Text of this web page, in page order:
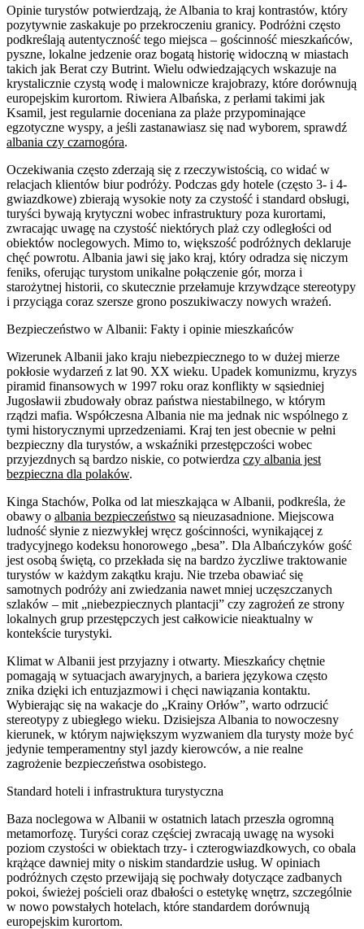
Opinie turystów potwierdzają, że Albania to kraj kontrastów, który
pozytywnie zaskakuje po przekroczeniu granicy. Podróżni często
podkreślają autentyczność tego miejsca – gościnność mieszkańców,
pyszne, lokalne jedzenie oraz bogatą historię widoczną w miastach
takich jak Berat czy Butrint. Wielu odwiedzających wskazuje na
krystalicznie czystą wodę i malownicze krajobrazy, które dorównują
europejskim kurortom. Riwiera Albańska, z perłami takimi jak
Ksamil, jest regularnie doceniana za plaże przypominające
egzotyczne wyspy, a jeśli zastanawiasz się nad wyborem, sprawdź
albania czy czarnogóra.
Oczekiwania często zderzają się z rzeczywistością, co widać w
relacjach klientów biur podróży. Podczas gdy hotele (często 3- i 4-
gwiazdkowe) zbierają wysokie noty za czystość i standard obsługi,
turyści bywają krytyczni wobec infrastruktury poza kurortami,
zwracając uwagę na czystość niektórych plaż czy odległości od
obiektów noclegowych. Mimo to, większość podróżnych deklaruje
chęć powrotu. Albania jawi się jako kraj, który odradza się niczym
feniks, oferując turystom unikalne połączenie gór, morza i
starożytnej historii, co skutecznie przełamuje krzywdzące stereotypy
i przyciąga coraz szersze grono poszukiwaczy nowych wrażeń.
Bezpieczeństwo w Albanii: Fakty i opinie mieszkańców
Wizerunek Albanii jako kraju niebezpiecznego to w dużej mierze
pokłosie wydarzeń z lat 90. XX wieku. Upadek komunizmu, kryzys
piramid finansowych w 1997 roku oraz konflikty w sąsiedniej
Jugosławii zbudowały obraz państwa niestabilnego, w którym
rządzi mafia. Współczesna Albania nie ma jednak nic wspólnego z
tymi historycznymi uprzedzeniami. Kraj ten jest obecnie w pełni
bezpieczny dla turystów, a wskaźniki przestępczości wobec
przyjezdnych są bardzo niskie, co potwierdza czy albania jest
bezpieczna dla polaków.
Kinga Stachów, Polka od lat mieszkająca w Albanii, podkreśla, że
obawy o albania bezpieczeństwo są nieuzasadnione. Miejscowa
ludność słynie z niezwykłej wręcz gościnności, wynikającej z
tradycyjnego kodeksu honorowego „besa”. Dla Albańczyków gość
jest osobą świętą, co przekłada się na bardzo życzliwe traktowanie
turystów w każdym zakątku kraju. Nie trzeba obawiać się
samotnych podróży ani zwiedzania nawet mniej uczęszczanych
szlaków – mit „niebezpiecznych plantacji” czy zagrożeń ze strony
lokalnych grup przestępczych jest całkowicie nieaktualny w
kontekście turystyki.
Klimat w Albanii jest przyjazny i otwarty. Mieszkańcy chętnie
pomagają w sytuacjach awaryjnych, a bariera językowa często
znika dzięki ich entuzjazmowi i chęci nawiązania kontaktu.
Wybierając się na wakacje do „Krainy Orłów”, warto odrzucić
stereotypy z ubiegłego wieku. Dzisiejsza Albania to nowoczesny
kierunek, w którym największym wyzwaniem dla turysty może być
jedynie temperamentny styl jazdy kierowców, a nie realne
zagrożenie bezpieczeństwa osobistego.
Standard hoteli i infrastruktura turystyczna
Baza noclegowa w Albanii w ostatnich latach przeszła ogromną
metamorfozę. Turyści coraz częściej zwracają uwagę na wysoki
poziom czystości w obiektach trzy- i czterogwiazdkowych, co obala
krążące dawniej mity o niskim standardzie usług. W opiniach
podróżnych często przewijają się pochwały dotyczące zadbanych
pokoi, świeżej pościeli oraz dbałości o estetykę wnętrz, szczególnie
w nowo powstałych hotelach, które standardem dorównują
europejskim kurortom.